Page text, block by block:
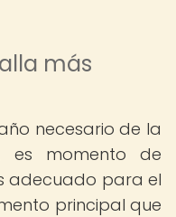
más
necesario de la
es momento de
adecuado para el
principal que